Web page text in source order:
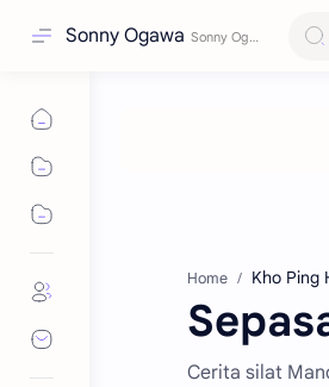
Sonny Ogawa
Home Kho Ping
Cerita silat